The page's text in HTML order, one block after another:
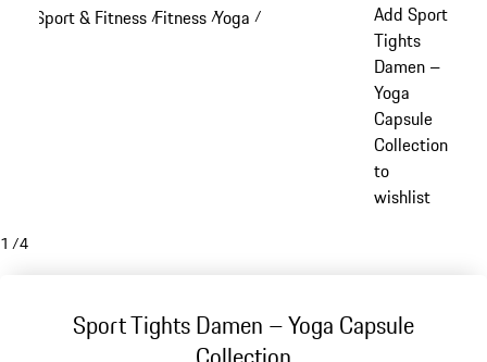
Sport & Fitness /Fitness /Yoga /
Add Sport
Tights
Damen –
Yoga
Capsule
Collection
to
wishlist
1 /4
Sport Tights Damen – Yoga Capsule